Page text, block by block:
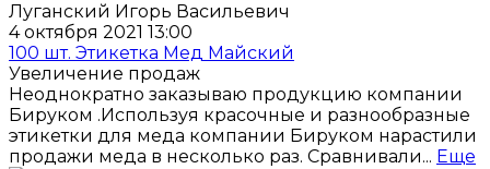
Луганский Игорь Васильевич
4 октября 2021 13:00
100 шт. Этикетка Мед Майский
Увеличение продаж
Неоднократно заказываю продукцию компании
Бируком .Используя красочные и разнообразные
этикетки для меда компании Бируком нарастили
продажи меда в несколько раз. Сравнивали... Еще